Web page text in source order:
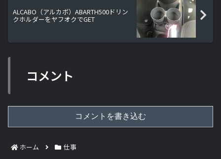
ALCABO（アルカボ）ABARTH500ドリン
クホルダーをヤフオクでGET
コメント
コメントを書き込む
ホーム 仕事